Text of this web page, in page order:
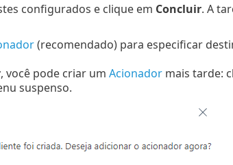
configurados e clique em Concluir. A
(recomendado) para especificar
, você pode criar um Acionadormais tarde:
suspenso.